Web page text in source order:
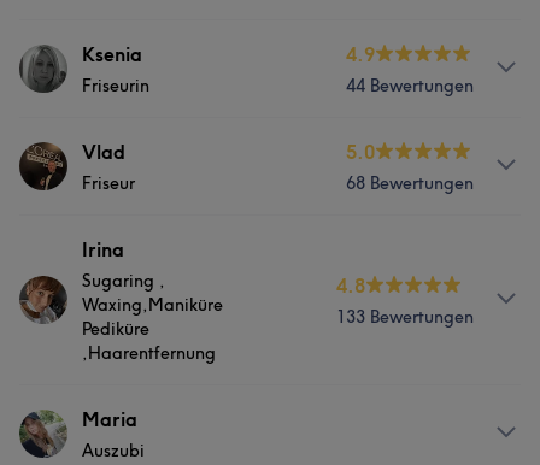
Services
Portfolio
Ksenia
Friseurin
4.9
44 Bewertungen
Services
Was unsere Kunden über Ksenia sagen
Professionell 9
Vlad
Friseur
5.0
68 Bewertungen
Top Meister in alle Coloration und Strähnentechnik! 14
Jahre Erfahrung in Friseurwerk
Nägel
Irina
Sugaring ,
Waxing,Maniküre
Pediküre
,Haarentfernung
4.8
133 Bewertungen
Info
Top Meister in Nageldesign,waxing&sugaring,
Maria
Auszubi